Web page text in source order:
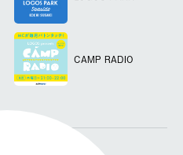
CAMP RADIO